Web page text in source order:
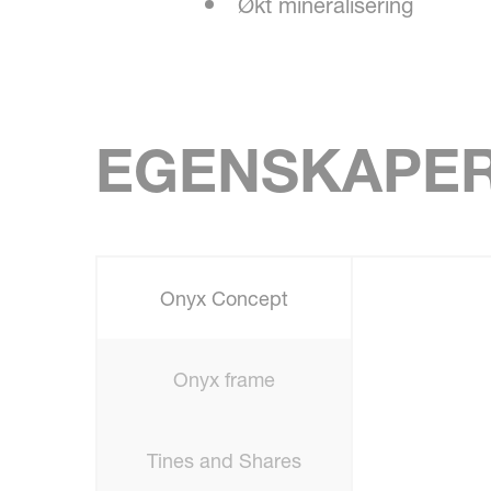
Økt mineralisering
Onyx Concept
Onyx frame
Tines and Shares